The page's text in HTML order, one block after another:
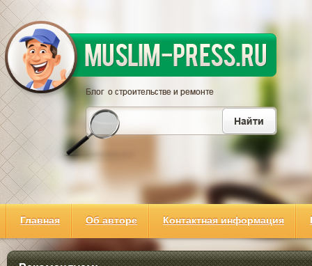
Главная Об авторе Контактная информация